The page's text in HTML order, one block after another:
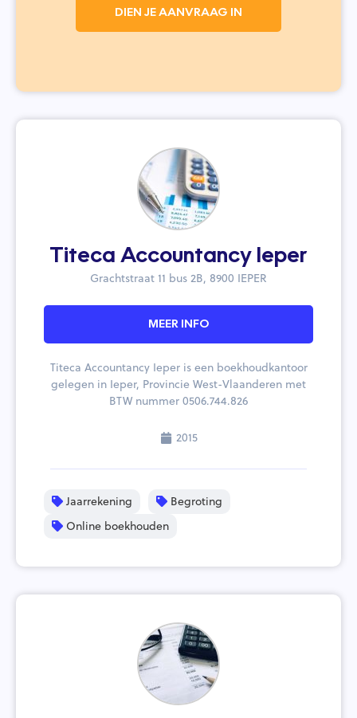
DIEN JE AANVRAAG IN
Titeca Accountancy Ieper
Grachtstraat 11 bus 2B, 8900 IEPER
MEER INFO
Titeca Accountancy Ieper is een boekhoudkantoor
gelegen in Ieper, Provincie West-Vlaanderen met
BTW nummer 0506.744.826
2015
Jaarrekening
Begroting
Online boekhouden